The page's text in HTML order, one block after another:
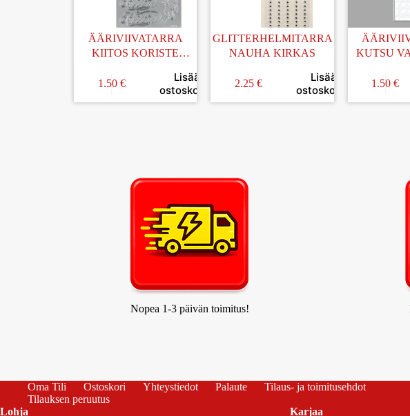
ÄÄRIVIIVATARRA
KIITOS KORISTE
1.50 €
Lisää
ostoskoriin
GLITTERHELMITARRA
NAUHA KIRKAS
2.25€
Lisää
ostoskoriin
KUTSU
1.50€
Nopea 1-3 päivän toimitus!
Oma Tili Ostoskori Yhteystiedot Palaute
Tilaus- ja toimitusehdot
Tilauksen peruutus
Lohja
Karjaa